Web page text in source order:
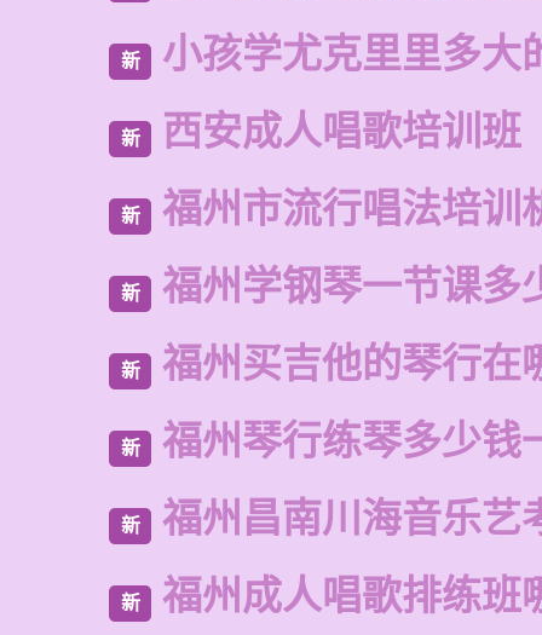
新 小孩学尤克里里多大
新 西安成人唱歌培训班
新 福州市流行唱法培训
新 福州学钢琴一节课多
新 福州买吉他的琴行在
新 福州琴行练琴多少钱
新 福州昌南川海音乐艺
新 福州成人唱歌排练班